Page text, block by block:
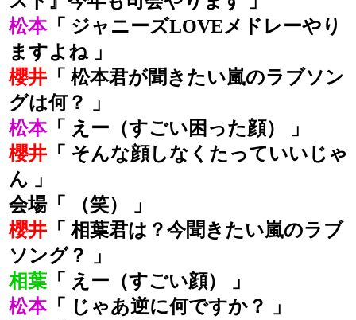
松本「 ジャニーズLOVEメドレーやり
ますよね 」
櫻井 「 松本君が聞きたい嵐のラブソン
グは何？ 」
松本「 えー（すごい困った顔） 」
櫻井 「 そんな顔しなくたっていいじゃ
ん 」
会場「 （笑） 」
櫻井 「 相葉君は？今聞きたい嵐のラブ
ソング？ 」
相葉 「 えー（すごい顔） 」
松本「 じゃあ逆に何ですか？ 」